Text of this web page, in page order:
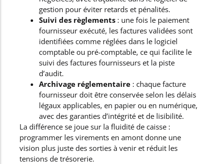
gestion pour éviter retards et pénalités.
Suivi des règlements : une fois le paiement
fournisseur exécuté, les factures validées sont
identifiées comme réglées dans le logiciel
comptable ou pré-comptable, ce qui facilite le
suivi des factures fournisseurs et la piste
d’audit.
Archivage réglementaire : chaque facture
fournisseur doit être conservée selon les délais
légaux applicables, en papier ou en numérique,
avec des garanties d’intégrité et de lisibilité.
La différence se joue sur la fluidité de caisse :
programmer les virements en amont donne une
vision plus juste des sorties à venir et réduit les
tensions de trésorerie.